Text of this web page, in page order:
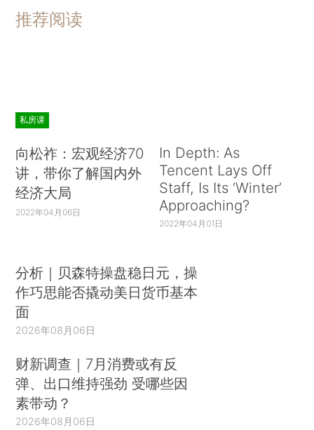
推荐阅读
私房课
向松祚：宏观经济70
讲，带你了解国内外
经济大局
2022年04月06日
In Depth: As
Tencent Lays Off
Staff, Is Its ‘Winter’
Approaching?
2022年04月01日
分析｜贝森特操盘稳日元，操
作巧思能否撬动美日货币基本
面
2026年08月06日
财新调查｜7月消费或有反
弹、出口维持强劲 受哪些因
素带动？
2026年08月06日